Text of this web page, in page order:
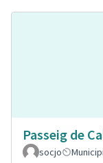
Passeig de
socjo
Municipi